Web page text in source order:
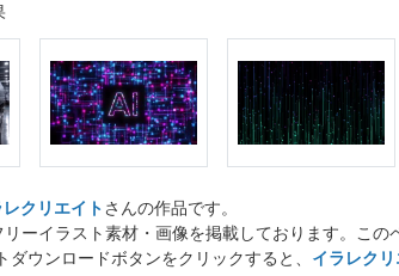
レクリエイトさんの作品です。
ーイラスト素材・画像を掲載しております。この
ダウンロードボタンをクリックすると、 イラレクリ